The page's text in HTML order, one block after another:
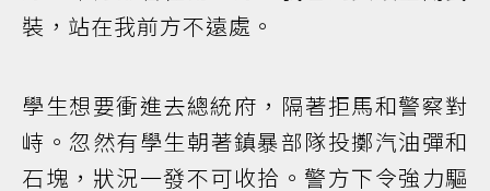
裝，站在我前方不遠處。
學生想要衝進去總統府，隔著拒馬和警察對
峙。忽然有學生朝著鎮暴部隊投擲汽油彈和
石塊，狀況一發不可收拾。警方下令強力驅